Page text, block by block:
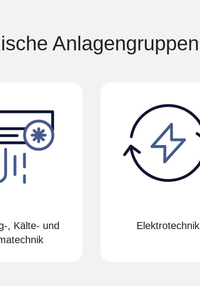
Anlagengruppen
, Kälte- und
Elektro­technik